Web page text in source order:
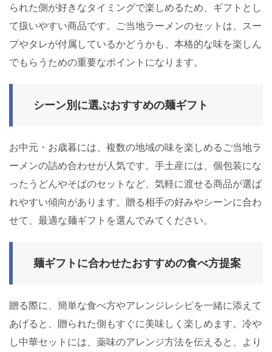
られた側が好きなタイミングで楽しめるため、ギフトとし
て扱いやすい商品です。ご当地ラーメンのセットは、スー
プやタレが付属しているかどうかも、本格的な味を楽しん
でもらうための重要なポイントになります。
シーン別に選ぶおすすめの麺ギフト
お中元・お歳暮には、複数の地域の味を楽しめるご当地ラ
ーメンの詰め合わせが人気です。手土産には、個包装にな
ったうどんやそばのセットなど、気軽に渡せる商品が選ば
れやすい傾向があります。贈る相手の好みやシーンに合わ
せて、最適な麺ギフトを選んでみてください。
麺ギフトに合わせたおすすめの食べ方提案
贈る際に、簡単な食べ方やアレンジレシピを一緒に添えて
あげると、贈られた側もすぐに美味しく楽しめます。冷や
し中華セットには、薬味のアレンジ方法を伝えると、より